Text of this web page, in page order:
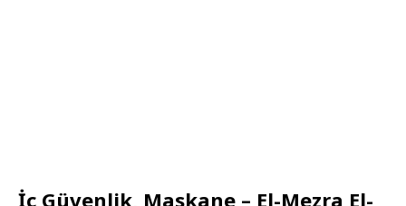
İç Güvenlik, Maskane – El-Mezra El-